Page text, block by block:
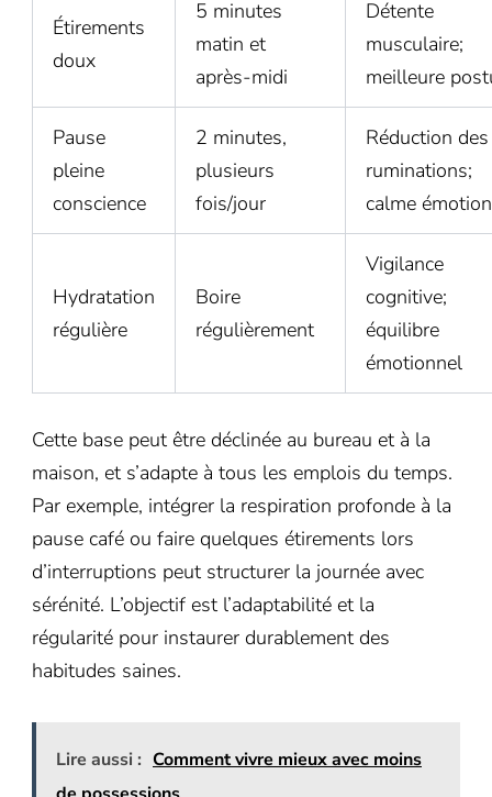
Étirements
doux
5 minutes
matin et
après-midi
Détente
musculaire;
meilleure
Pause
pleine
conscience
2 minutes,
plusieurs
fois/jour
Réduction des
ruminations;
calme
Hydratation
régulière
Boire
régulièrement
Vigilance
cognitive;
équilibre
émotionnel
Cette base peut être déclinée au bureau et à la
maison, et s’adapte à tous les emplois du temps.
Par exemple, intégrer la respiration profonde à la
pause café ou faire quelques étirements lors
d’interruptions peut structurer la journée avec
sérénité. L’objectif est l’adaptabilité et la
régularité pour instaurer durablement des
habitudes saines.
Lire aussi : Comment vivre mieux avec moins